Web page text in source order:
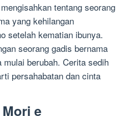
tentang seorang
yang kehilangan
setelah kematian ibunya.
seorang gadis bernama
berubah. Cerita sedih
persahabatan dan cinta
e